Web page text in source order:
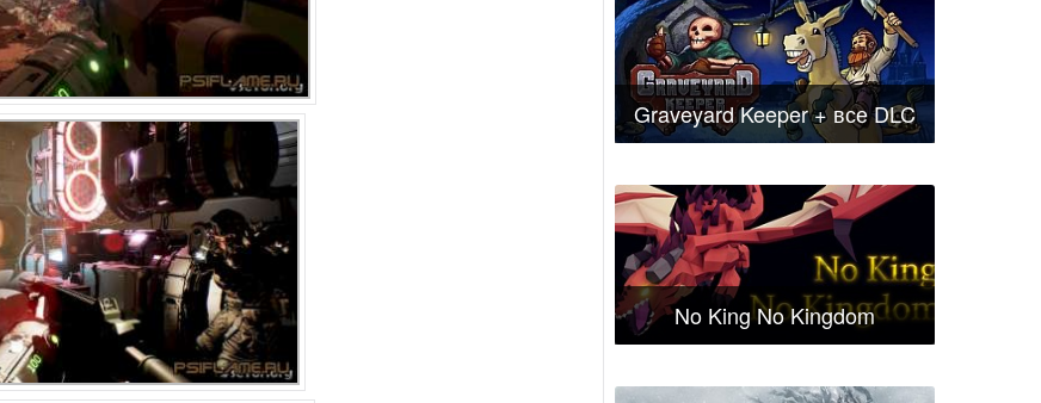
Graveyard Keeper + все DLC
No King No Kingdom